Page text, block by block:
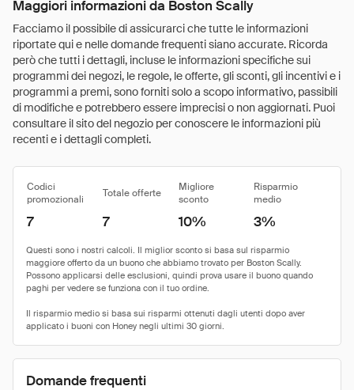
Maggiori informazioni da Boston Scally
Facciamo il possibile di assicurarci che tutte le informazioni
riportate qui e nelle domande frequenti siano accurate. Ricorda
però che tutti i dettagli, incluse le informazioni specifiche sui
programmi dei negozi, le regole, le offerte, gli sconti, gli incentivi e i
programmi a premi, sono forniti solo a scopo informativo, passibili
di modifiche e potrebbero essere imprecisi o non aggiornati. Puoi
consultare il sito del negozio per conoscere le informazioni più
recenti e i dettagli completi.
Codici
promozionali
Totale offerte
Migliore
sconto
Risparmio
medio
7 7 10% 3%
Domande frequenti